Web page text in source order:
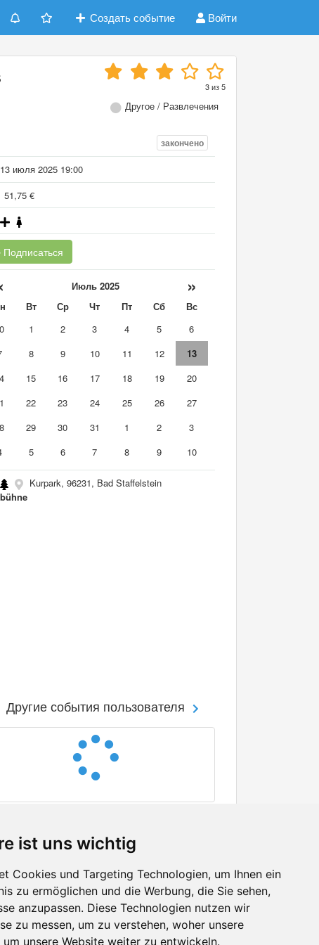
ist uns wichtig
Cookies und Targeting Technologien, um Ihnen ein
zu ermöglichen und die Werbung, die Sie sehen,
anzupassen. Diese Technologien nutzen wir
zu messen, um zu verstehen, woher unsere
unsere Website weiter zu entwickeln.
Создать событие Войти
3из5
Другое / Развлечения
закончено
13 июля 2025 19:00
51,75 €
Подписаться
Июль 2025 »
Вт Ср Чт Пт Сб
Вс
1 2 3 4 5
6
8 9 10 11 12
13
15 16 17 18 19
20
22 23 24 25 26
27
29 30 31 1 2
3
5 6 7 8 9 10
Kurpark, 96231, Bad Staffelstein
Другие события пользователя
Facebook
Twitter
YouTube